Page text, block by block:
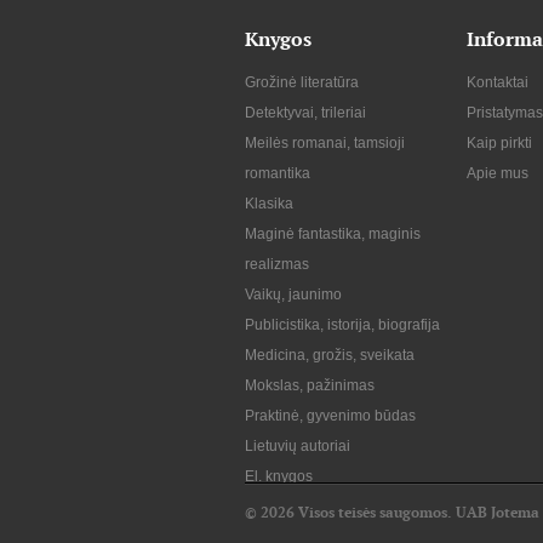
Knygos
Grožinė literatūra
Detektyvai, trileriai
Meilės romanai, tamsioji
romantika
Klasika
Maginė fantastika, maginis
realizmas
Vaikų, jaunimo
Publicistika, istorija, biografija
Medicina, grožis, sveikata
Mokslas, pažinimas
Praktinė, gyvenimo būdas
Lietuvių autoriai
El. knygos
Kontaktai
Pristatymas
Kaip pirkti
Apie mus
© 2026 Visos teisės saugomos. UAB Jotema